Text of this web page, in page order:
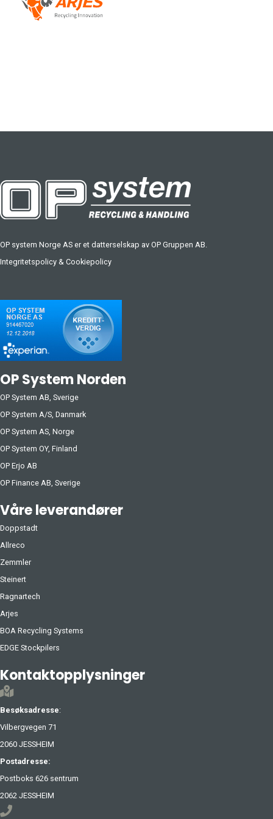
OP system Norge AS er et datterselskap av OP Gruppen AB.
Integritetspolicy & Cookiepolicy
OP System Norden
OP System AB, Sverige
OP System A/S, Danmark
OP System AS, Norge
OP System OY, Finland
OP Erjo AB
OP Finance AB, Sverige
Våre leverandører
Doppstadt
Allreco
Zemmler
Steinert
Ragnartech
Arjes
BOA Recycling Systems
EDGE Stockpilers
Kontaktopplysninger
Besøksadresse:
Vilbergvegen 71
2060 JESSHEIM
Postadresse:
Postboks 626 sentrum
2062 JESSHEIM